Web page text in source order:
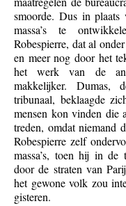
smoorde. Dus in
massa’s te
Robespierre, dat al
en meer nog door het
het werk van de
makkelijker. Dumas,
tribunaal, beklaagde
mensen kon vinden die
treden, omdat niemand
Robespierre zelf
massa’s, toen hij in de
door de straten van
het gewone volk zou
gisteren.